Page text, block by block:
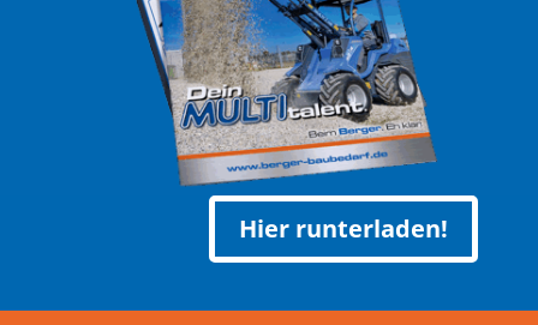
Hier runterladen!